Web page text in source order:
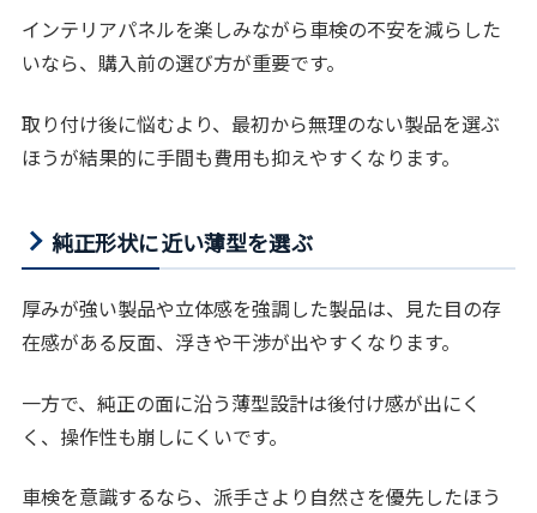
インテリアパネルを楽しみながら車検の不安を減らした
いなら、購入前の選び方が重要です。
取り付け後に悩むより、最初から無理のない製品を選ぶ
ほうが結果的に手間も費用も抑えやすくなります。
純正形状に近い薄型を選ぶ
厚みが強い製品や立体感を強調した製品は、見た目の存
在感がある反面、浮きや干渉が出やすくなります。
一方で、純正の面に沿う薄型設計は後付け感が出にく
く、操作性も崩しにくいです。
車検を意識するなら、派手さより自然さを優先したほう